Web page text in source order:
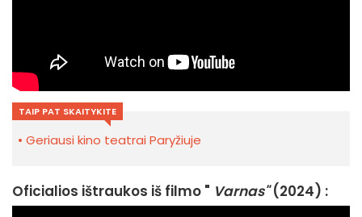
TAIP PAT SKAITYKITE
Geriausi kino teatrai Paryžiuje
Oficialios ištraukos iš filmo " Varnas"(2024) :